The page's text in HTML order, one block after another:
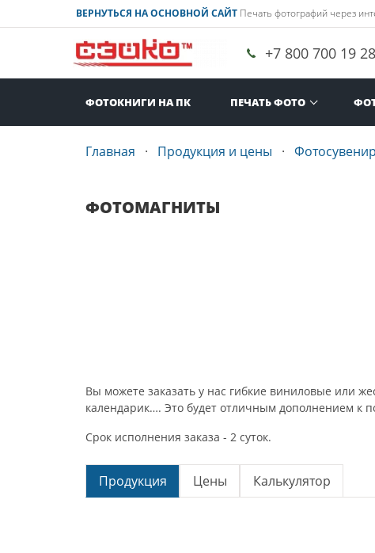
ВЕРНУТЬСЯ НА ОСНОВНОЙ САЙТ Печать фотографий через
+7 800 700 19 28
ФОТОКНИГИ НА ПК ПЕЧАТЬ ФОТО
Главная Продукция и цены
ФОТОМАГНИТЫ
Вы можете заказать у нас гибкие виниловые или
календарик…. Это будет отличным дополнением к
Срок исполнения заказа - 2 суток.
Продукция Цены Калькулятор